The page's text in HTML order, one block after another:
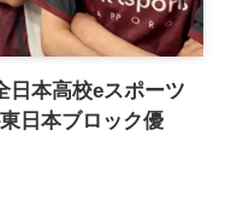
日本高校eスポーツ
日本ブロック優